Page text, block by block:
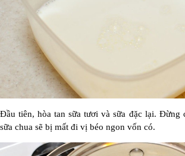
Đầu tiên, hòa tan sữa tươi và sữa đặc lại. Đừng
sữa chua sẽ bị mất đi vị béo ngon vốn có.